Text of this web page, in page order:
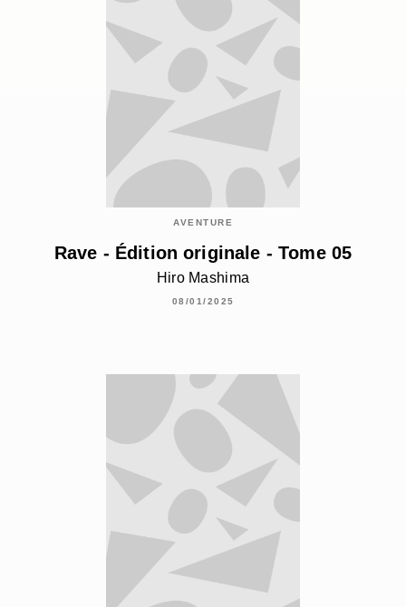
AVENTURE
Rave - Édition originale - Tome 05
Hiro Mashima
08/01/2025